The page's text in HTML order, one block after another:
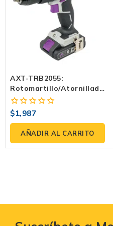
AXT-TRB2055:
Rotomartillo/atornillador
20V (60 N·m, 0–450/0–
2,000 Rpm) Con 2
Baterías 2.0Ah,
Cargador Y Maletín
0
fuera
5
$1,987
AÑADIR AL CARRITO